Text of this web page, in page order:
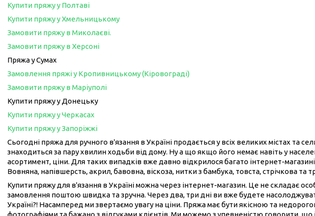
Купити пряжу у Полтаві
Купити пряжу у Хмельницькому
Замовити пряжу в Миколаєві.
Замовити пряжу в Херсоні
Пряжа у Сумах
Замовлення пряжі у Кропивницькому (Кіровограді)
Замовити пряжу в Маріуполі
Купити пряжу у Донецьку
Купити пряжу у Черкасах
Купити пряжу у Запоріжжі
Сьогодні пряжа для ручного в'язання в Україні продається у всіх великих містах та
знаходиться за пару хвилин ходьби від дому. Ну а що якщо його немає навіть у
асортимент, ціни. Для таких випадків вже давно відкрилося багато інтернет-
Вовняна, напівшерсть, акрил, бавовна, віскоза, нитки з бамбука, товста, стрічкова та
Купити пряжу для в'язання в Україні можна через інтернет-магазин. Це не складає
замовлення поштою швидка та зручна. Через два, три дні ви вже будете
Україні?! Насамперед ми звертаємо увагу на ціни. Пряжа має бути якісною та
фотографіями та бажано з відгуками клієнтів. Ми можемо з упевненістю говорити,